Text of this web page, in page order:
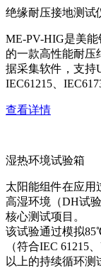
绝缘耐压接地测试
ME-PV-HIG是美
的一款高性能耐压
据采集软件，支持
IEC61215、
查看详情
湿热环境试验箱
太阳能组件在应用
高湿环境（DH试
核心测试项目。
该试验通过模拟
（符合IEC 61215
以上的持续循环